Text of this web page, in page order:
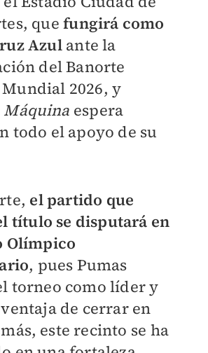
quefungirá como
Azul ante la
del Banorte
2026, y
Máquina espera
todo el apoyo de su
el partido que
título se disputará en
Olímpico
, pues Pumas
torneo como líder y
de cerrar en
este recinto se ha